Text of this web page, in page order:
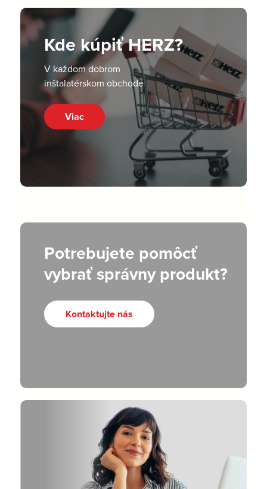
Kde kúpiť HERZ?
V každom dobrom
inštalatérskom obchode
Viac
Potrebujete pomôcť
vybrať správny produkt?
Kontaktujte nás